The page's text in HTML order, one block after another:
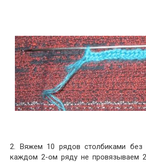
2. Вяжем 10 рядов столбиками
каждом 2-ом ряду не провязываем